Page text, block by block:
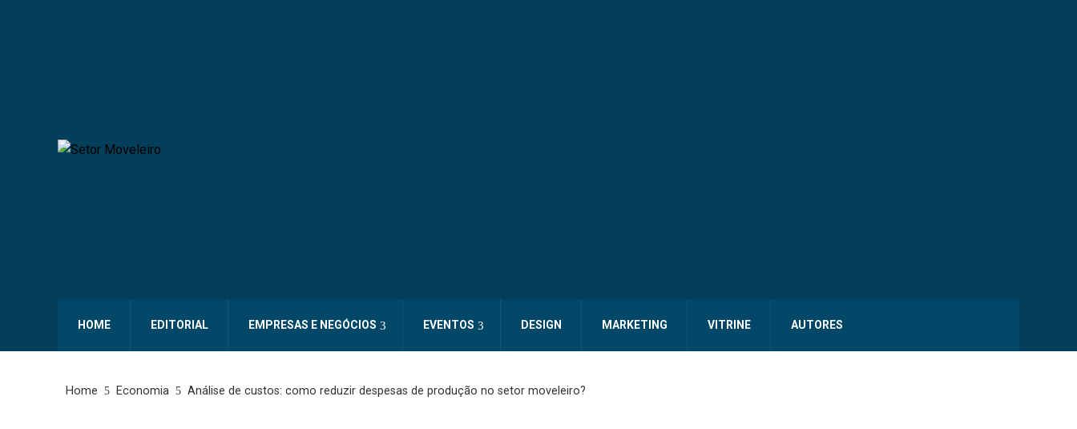
HOME EDITORIAL EMPRESAS E NEGÓCIOS EVENTOS DESIGN MARKETING VITRINE AUTORES
Home Economia Análise de custos: como reduzir despesas de produção no setor moveleiro?